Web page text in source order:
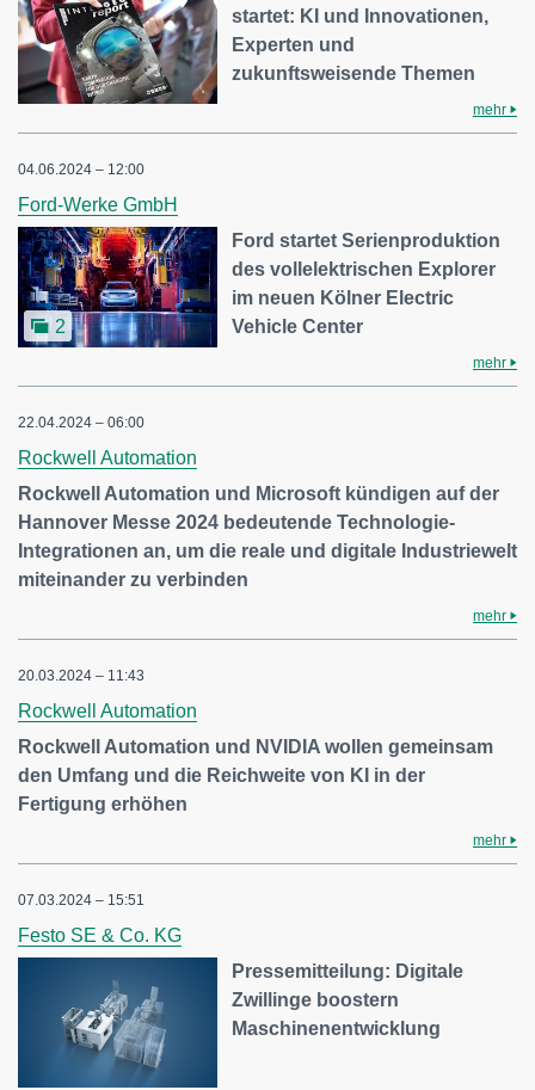
startet: KI und Innovationen,
Experten und
zukunftsweisende Themen
mehr
04.06.2024 – 12:00
Ford-Werke GmbH
2
Ford startet Serienproduktion
des vollelektrischen Explorer
im neuen Kölner Electric
Vehicle Center
mehr
22.04.2024 – 06:00
Rockwell Automation
Rockwell Automation und Microsoft kündigen auf der
Hannover Messe 2024 bedeutende Technologie-
Integrationen an, um die reale und digitale Industriewelt
miteinander zu verbinden
mehr
20.03.2024 – 11:43
Rockwell Automation
Rockwell Automation und NVIDIA wollen gemeinsam
den Umfang und die Reichweite von KI in der
Fertigung erhöhen
mehr
07.03.2024 – 15:51
Festo SE & Co. KG
Pressemitteilung: Digitale
Zwillinge boostern
Maschinenentwicklung